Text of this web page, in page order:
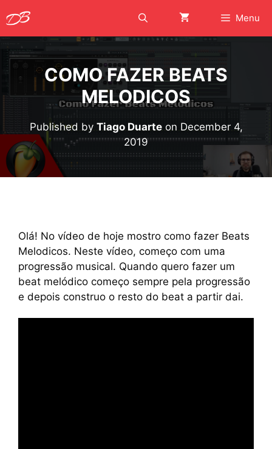
to
content
Menu
COMO FAZER BEATS
MELODICOS
Published by Tiago Duarteon December 4,
2019
Olá! No vídeo de hoje mostro como fazer Beats
Melodicos. Neste vídeo, começo com uma
progressão musical. Quando quero fazer um
beat melódico começo sempre pela progressão
e depois construo o resto do beat a partir dai.